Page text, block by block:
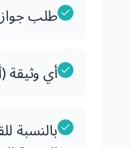
طلب جواز
أي وثيقة